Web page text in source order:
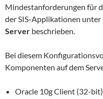
Mindestanforderungen für
der SIS-Applikationen unter
Server beschrieben.
Bei diesem
Komponenten auf dem
Oracle 10g Client (32-